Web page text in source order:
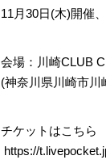
11月30日(木)開催
会場：川崎CLUB
(神奈川県川崎市川
チケットはこちら
https://